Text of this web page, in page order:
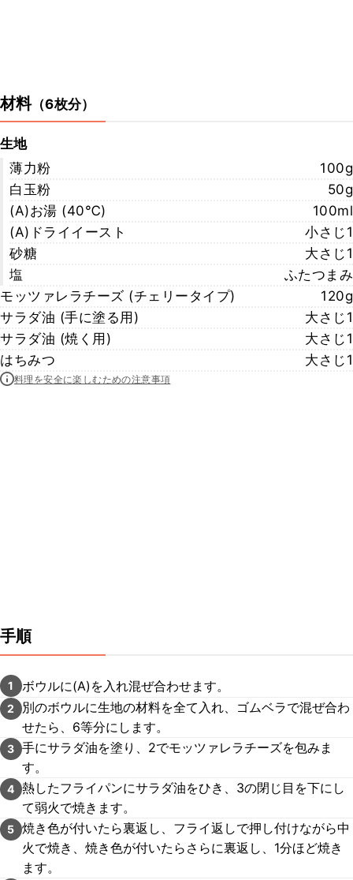
材料（6枚分）
生地
薄力粉
100g
白玉粉
50g
(A)お湯 (40℃)
100ml
(A)ドライイースト
小さじ1
砂糖
大さじ1
塩
ふたつまみ
モッツァレラチーズ (チェリータイプ)
120g
サラダ油 (手に塗る用)
大さじ1
サラダ油 (焼く用)
大さじ1
はちみつ
大さじ1
料理を安全に楽しむための注意事項
手順
1 ボウルに(A)を入れ混ぜ合わせます。
2
別のボウルに生地の材料を全て入れ、ゴムベラで混ぜ合わ
せたら、6等分にします。
3 手にサラダ油を塗り、2でモッツァレラチーズを包みま
す。
4 熱したフライパンにサラダ油をひき、3の閉じ目を下にし
て弱火で焼きます。
5 焼き色が付いたら裏返し、フライ返しで押し付けながら中
火で焼き、焼き色が付いたらさらに裏返し、1分ほど焼き
ます。